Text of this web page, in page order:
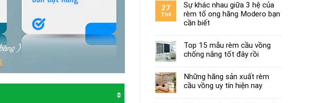
27
Th4
Sự khác nhau giữa 3 hệ của
rèm tổ ong hãng Modero bạn
cần biết
Top 15 mẫu rèm cầu vồng
chống nắng tốt đây rồi
Những hãng sản xuất rèm
cầu vồng uy tín hiện nay